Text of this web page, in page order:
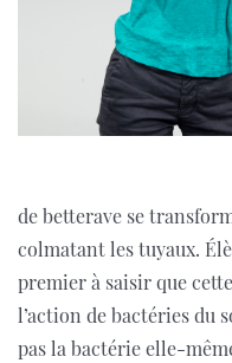
de betterave se
colmatant les tuyaux.
premier à saisir que
l’action de bactéries du
pas la bactérie elle-